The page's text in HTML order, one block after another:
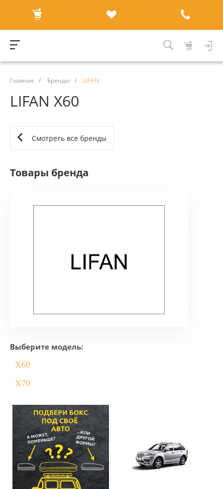
Главная / Бренды / LIFAN
LIFAN X60
Смотреть все бренды
Товары бренда
Выберите модель:
X60
X70